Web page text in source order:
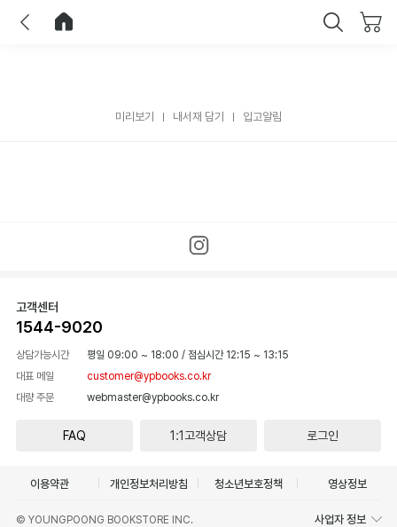
미리보기 내서재 담기 입고알림
고객센터
1544-9020
상담가능시간 평일 09:00 ~ 18:00 / 점심시간 12:15 ~ 13:15
대표 메일
customer@ypbooks.co.kr
대량 주문
webmaster@ypbooks.co.kr
FAQ 1:1고객상담 로그인
이용약관 개인정보처리방침 청소년보호정책 영상정보
© YOUNGPOONG BOOKSTORE INC. 사업자 정보